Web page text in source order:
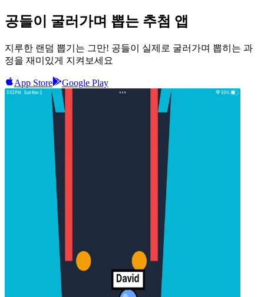
공들이 굴러가며 뽑는 추첨 앱
지루한 랜덤 뽑기는 그만! 공들이 실제로 굴러가며 뽑히는 과
정을 재미있게 지켜보세요
App Store Google Play